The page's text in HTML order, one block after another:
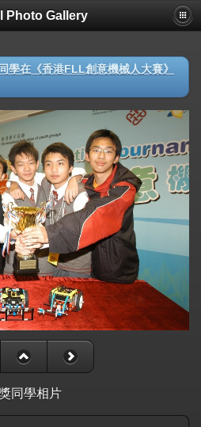
Photo Gallery
學在《香港FLL創意機械人大賽》
同學相片